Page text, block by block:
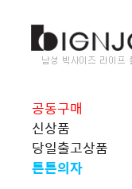
공동구매
신상품
당일출고상품
튼튼의자